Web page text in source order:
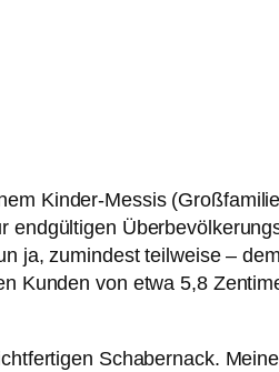
Kinder-Messis
ja, zumindest teilweise –
Kunden von etwa 5,8
Schabernack.